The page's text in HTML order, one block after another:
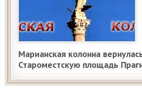
Марианская колонна
Староместскую площадь